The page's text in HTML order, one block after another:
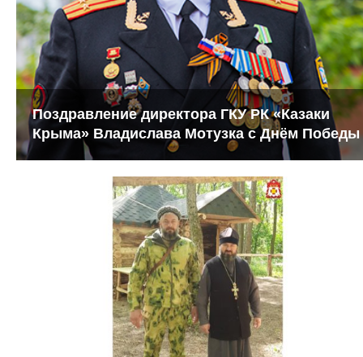
Поздравление директора ГКУ РК «Казаки
Крыма» Владислава Мотузка с Днём Победы